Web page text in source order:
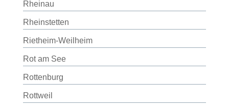
Rheinau
Rheinstetten
Rietheim-Weilheim
Rot am See
Rottenburg
Rottweil